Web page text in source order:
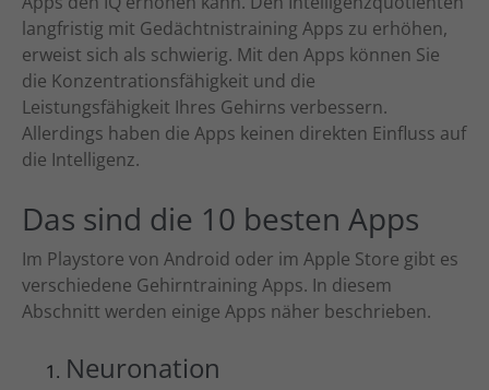
langfristig mit Gedächtnistraining Apps zu erhöhen,
erweist sich als schwierig. Mit den Apps können Sie
die Konzentrationsfähigkeit und die
Leistungsfähigkeit Ihres Gehirns verbessern.
Allerdings haben die Apps keinen direkten Einfluss auf
die Intelligenz.
Das sind die 10 besten Apps
Im Playstore von Android oder im Apple Store gibt es
verschiedene Gehirntraining Apps. In diesem
Abschnitt werden einige Apps näher beschrieben.
Neuronation